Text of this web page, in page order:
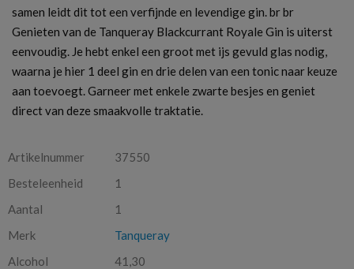
samen leidt dit tot een verfijnde en levendige gin. br br
Genieten van de Tanqueray Blackcurrant Royale Gin is uiterst
eenvoudig. Je hebt enkel een groot met ijs gevuld glas nodig,
waarna je hier 1 deel gin en drie delen van een tonic naar keuze
aan toevoegt. Garneer met enkele zwarte besjes en geniet
direct van deze smaakvolle traktatie.
Artikelnummer
37550
Besteleenheid
1
Aantal
1
Merk
Tanqueray
Alcohol
41,30